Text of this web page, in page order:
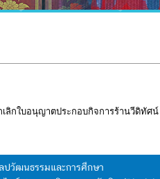
ลิกใบอนุญาตประกอบกิจการร้านวีดิทัศน์
ปวัฒนธรรมและการศึกษา